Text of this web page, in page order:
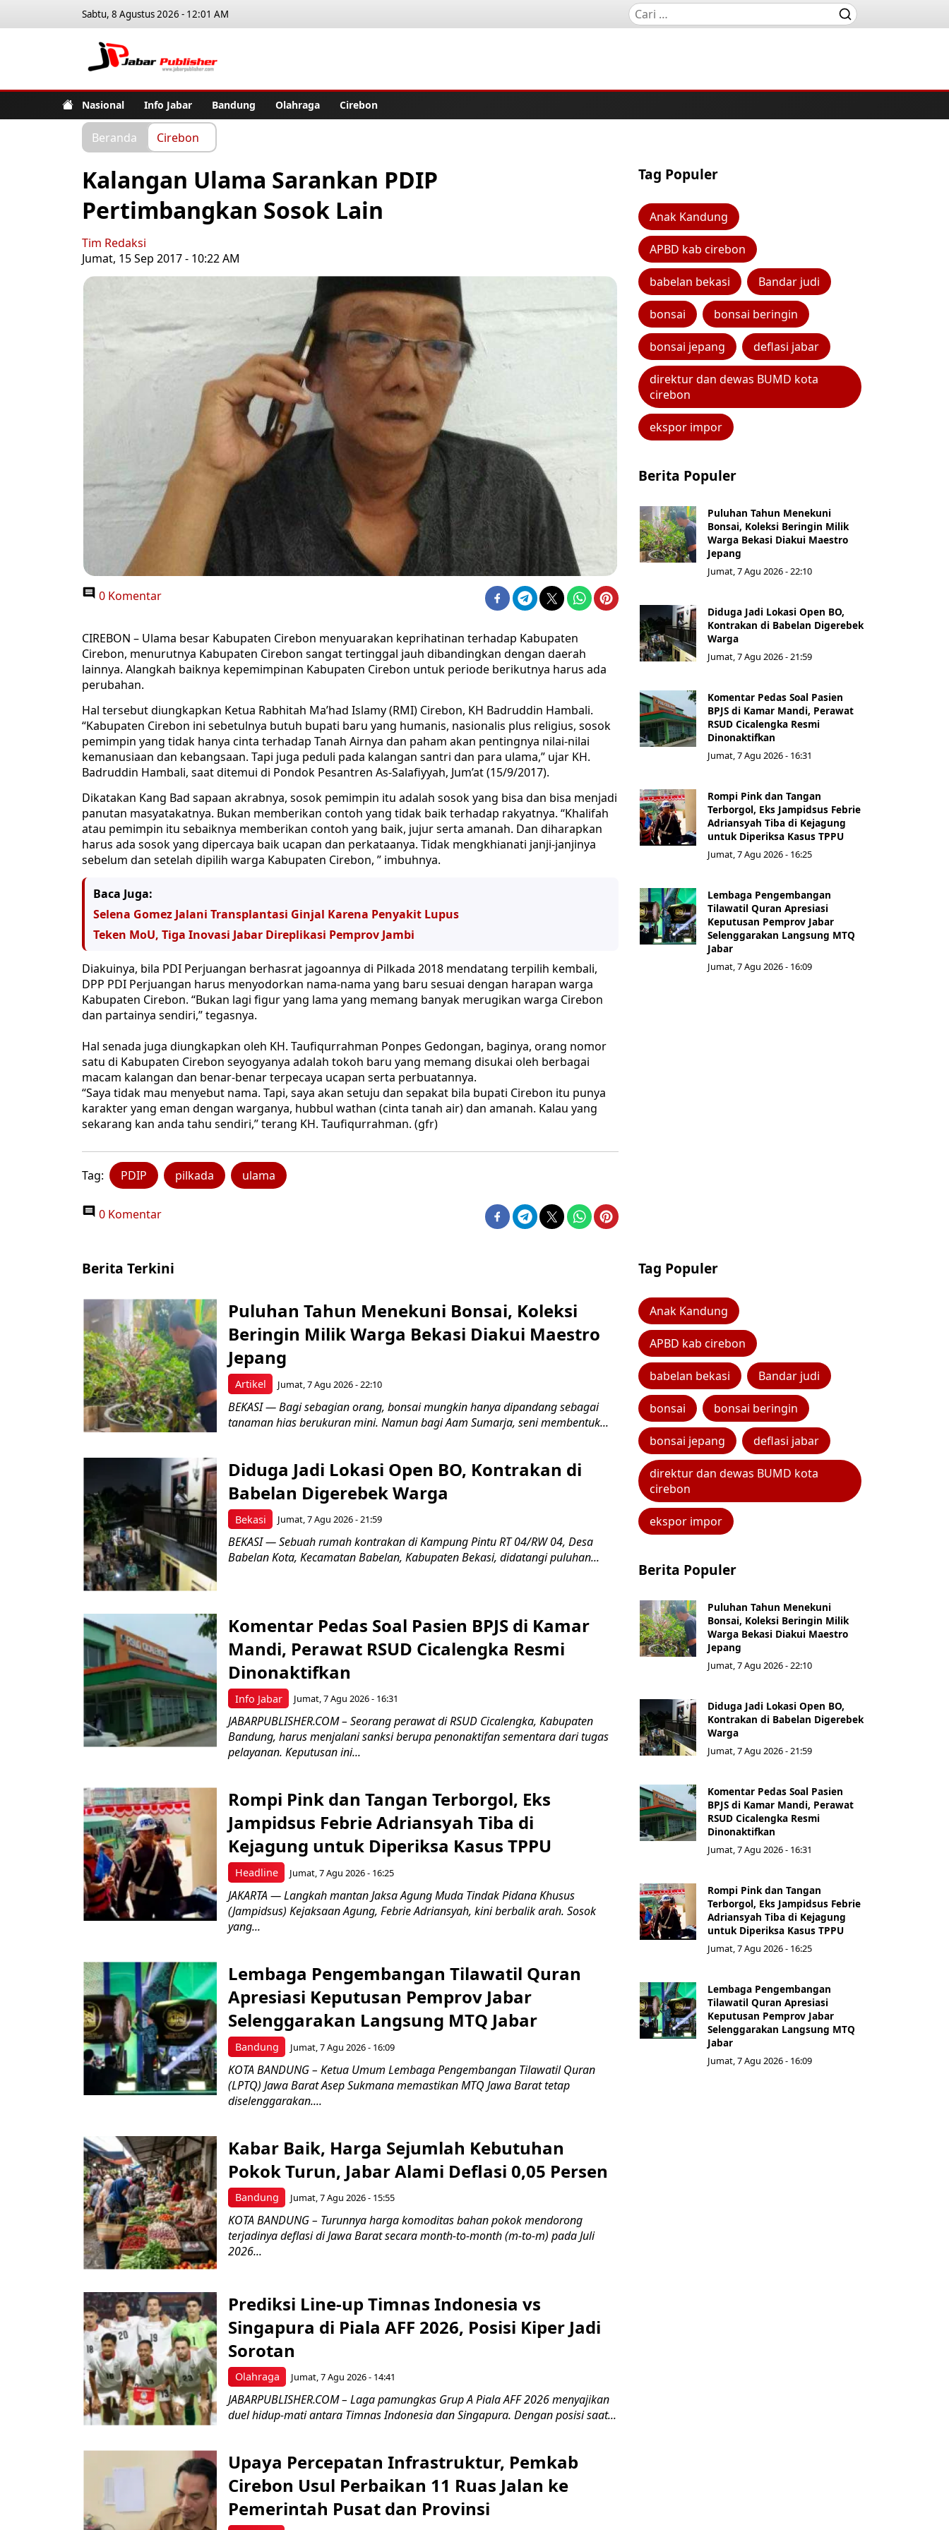
Sabtu, 8 Agustus 2026 - 12:01 AM
Nasional Info Jabar Bandung Olahraga Cirebon
Beranda Cirebon
Kalangan Ulama Sarankan PDIP
Pertimbangkan Sosok Lain
Tim Redaksi
Jumat, 15 Sep 2017 - 10:22 AM
0 Komentar
CIREBON – Ulama besar Kabupaten Cirebon menyuarakan keprihatinan terhadap Kabupaten
Cirebon, menurutnya Kabupaten Cirebon sangat tertinggal jauh dibandingkan dengan daerah
lainnya. Alangkah baiknya kepemimpinan Kabupaten Cirebon untuk periode berikutnya harus ada
perubahan.
Hal tersebut diungkapkan Ketua Rabhitah Ma’had Islamy (RMI) Cirebon, KH Badruddin Hambali.
“Kabupaten Cirebon ini sebetulnya butuh bupati baru yang humanis, nasionalis plus religius, sosok
pemimpin yang tidak hanya cinta terhadap Tanah Airnya dan paham akan pentingnya nilai-nilai
kemanusiaan dan kebangsaan. Tapi juga peduli pada kalangan santri dan para ulama,” ujar KH.
Badruddin Hambali, saat ditemui di Pondok Pesantren As-Salafiyyah, Jum’at (15/9/2017).
Dikatakan Kang Bad sapaan akrabnya, sosok pemimpin itu adalah sosok yang bisa dan bisa menjadi
panutan masyatakatnya. Bukan memberikan contoh yang tidak baik terhadap rakyatnya. “Khalifah
atau pemimpin itu sebaiknya memberikan contoh yang baik, jujur serta amanah. Dan diharapkan
harus ada sosok yang dipercaya baik ucapan dan perkataanya. Tidak mengkhianati janji-janjinya
sebelum dan setelah dipilih warga Kabupaten Cirebon, ” imbuhnya.
Baca Juga:
Selena Gomez Jalani Transplantasi Ginjal Karena Penyakit Lupus
Teken MoU, Tiga Inovasi Jabar Direplikasi Pemprov Jambi
Diakuinya, bila PDI Perjuangan berhasrat jagoannya di Pilkada 2018 mendatang terpilih kembali,
DPP PDI Perjuangan harus menyodorkan nama-nama yang baru sesuai dengan harapan warga
Kabupaten Cirebon. “Bukan lagi figur yang lama yang memang banyak merugikan warga Cirebon
dan partainya sendiri,” tegasnya.
Hal senada juga diungkapkan oleh KH. Taufiqurrahman Ponpes Gedongan, baginya, orang nomor
satu di Kabupaten Cirebon seyogyanya adalah tokoh baru yang memang disukai oleh berbagai
macam kalangan dan benar-benar terpecaya ucapan serta perbuatannya.
“Saya tidak mau menyebut nama. Tapi, saya akan setuju dan sepakat bila bupati Cirebon itu punya
karakter yang eman dengan warganya, hubbul wathan (cinta tanah air) dan amanah. Kalau yang
sekarang kan anda tahu sendiri,” terang KH. Taufiqurrahman. (gfr)
Tag: PDIP pilkada ulama
0 Komentar
Tag Populer
Anak Kandung
APBD kab cirebon
babelan bekasi Bandar judi
bonsai bonsai beringin
bonsai jepang deflasi jabar
direktur dan dewas BUMD kota
cirebon
ekspor impor
Berita Populer
Puluhan Tahun Menekuni
Bonsai, Koleksi Beringin Milik
Warga Bekasi Diakui Maestro
Jepang
Jumat, 7 Agu 2026 - 22:10
Diduga Jadi Lokasi Open BO,
Kontrakan di Babelan Digerebek
Warga
Jumat, 7 Agu 2026 - 21:59
Komentar Pedas Soal Pasien
BPJS di Kamar Mandi, Perawat
RSUD Cicalengka Resmi
Dinonaktifkan
Jumat, 7 Agu 2026 - 16:31
Rompi Pink dan Tangan
Terborgol, Eks Jampidsus Febrie
Adriansyah Tiba di Kejagung
untuk Diperiksa Kasus TPPU
Jumat, 7 Agu 2026 - 16:25
Lembaga Pengembangan
Tilawatil Quran Apresiasi
Keputusan Pemprov Jabar
Selenggarakan Langsung MTQ
Jabar
Jumat, 7 Agu 2026 - 16:09
Berita Terkini
Artikel
Puluhan Tahun Menekuni Bonsai, Koleksi
Beringin Milik Warga Bekasi Diakui Maestro
Jepang
Jumat, 7 Agu 2026 - 22:10
BEKASI — Bagi sebagian orang, bonsai mungkin hanya dipandang sebagai
tanaman hias berukuran mini. Namun bagi Aam Sumarja, seni membentuk...
Bekasi
Diduga Jadi Lokasi Open BO, Kontrakan di
Babelan Digerebek Warga
Jumat, 7 Agu 2026 - 21:59
BEKASI — Sebuah rumah kontrakan di Kampung Pintu RT 04/RW 04, Desa
Babelan Kota, Kecamatan Babelan, Kabupaten Bekasi, didatangi puluhan...
Info Jabar
Komentar Pedas Soal Pasien BPJS di Kamar
Mandi, Perawat RSUD Cicalengka Resmi
Dinonaktifkan
Jumat, 7 Agu 2026 - 16:31
JABARPUBLISHER.COM – Seorang perawat di RSUD Cicalengka, Kabupaten
Bandung, harus menjalani sanksi berupa penonaktifan sementara dari tugas
pelayanan. Keputusan ini...
Headline
Rompi Pink dan Tangan Terborgol, Eks
Jampidsus Febrie Adriansyah Tiba di
Kejagung untuk Diperiksa Kasus TPPU
Jumat, 7 Agu 2026 - 16:25
JAKARTA — Langkah mantan Jaksa Agung Muda Tindak Pidana Khusus
(Jampidsus) Kejaksaan Agung, Febrie Adriansyah, kini berbalik arah. Sosok
yang...
Bandung
Lembaga Pengembangan Tilawatil Quran
Apresiasi Keputusan Pemprov Jabar
Selenggarakan Langsung MTQ Jabar
Jumat, 7 Agu 2026 - 16:09
KOTA BANDUNG – Ketua Umum Lembaga Pengembangan Tilawatil Quran
(LPTQ) Jawa Barat Asep Sukmana memastikan MTQ Jawa Barat tetap
diselenggarakan....
Bandung
Kabar Baik, Harga Sejumlah Kebutuhan
Pokok Turun, Jabar Alami Deflasi 0,05 Persen
Jumat, 7 Agu 2026 - 15:55
KOTA BANDUNG – Turunnya harga komoditas bahan pokok mendorong
terjadinya deflasi di Jawa Barat secara month-to-month (m-to-m) pada Juli
2026...
Olahraga
Prediksi Line-up Timnas Indonesia vs
Singapura di Piala AFF 2026, Posisi Kiper Jadi
Sorotan
Jumat, 7 Agu 2026 - 14:41
JABARPUBLISHER.COM – Laga pamungkas Grup A Piala AFF 2026 menyajikan
duel hidup-mati antara Timnas Indonesia dan Singapura. Dengan posisi saat...
Upaya Percepatan Infrastruktur, Pemkab
Cirebon Usul Perbaikan 11 Ruas Jalan ke
Pemerintah Pusat dan Provinsi
Tag Populer
Anak Kandung
APBD kab cirebon
babelan bekasi Bandar judi
bonsai bonsai beringin
bonsai jepang deflasi jabar
direktur dan dewas BUMD kota
cirebon
ekspor impor
Berita Populer
Puluhan Tahun Menekuni
Bonsai, Koleksi Beringin Milik
Warga Bekasi Diakui Maestro
Jepang
Jumat, 7 Agu 2026 - 22:10
Diduga Jadi Lokasi Open BO,
Kontrakan di Babelan Digerebek
Warga
Jumat, 7 Agu 2026 - 21:59
Komentar Pedas Soal Pasien
BPJS di Kamar Mandi, Perawat
RSUD Cicalengka Resmi
Dinonaktifkan
Jumat, 7 Agu 2026 - 16:31
Rompi Pink dan Tangan
Terborgol, Eks Jampidsus Febrie
Adriansyah Tiba di Kejagung
untuk Diperiksa Kasus TPPU
Jumat, 7 Agu 2026 - 16:25
Lembaga Pengembangan
Tilawatil Quran Apresiasi
Keputusan Pemprov Jabar
Selenggarakan Langsung MTQ
Jabar
Jumat, 7 Agu 2026 - 16:09